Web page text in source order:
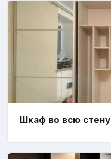
Шкаф во всю стену